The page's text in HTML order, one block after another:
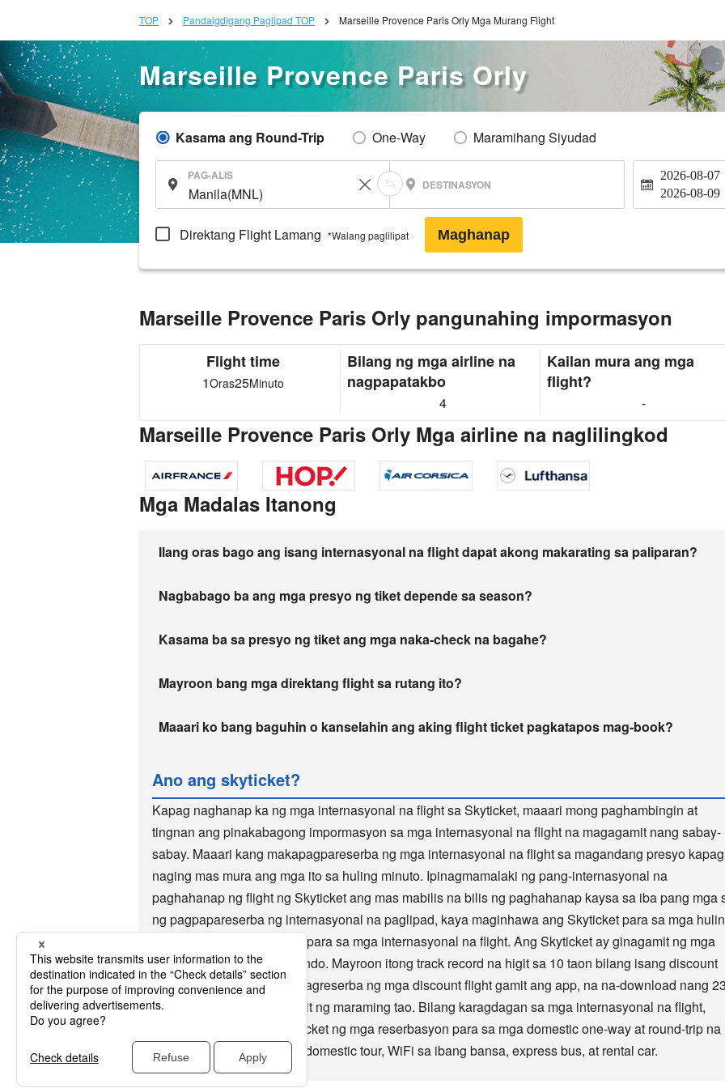
TOP Pandaigdigang Paglipad TOP Marseille Provence Paris Orly Mga Murang Flight
Marseille Provence Paris Orly
Kasama ang Round-Trip One-Way Maramihang Siyudad
PAG-ALIS
DESTINASYON
2026-08-07
2026-08-09
Direktang Flight Lamang *Walang paglilipat Maghanap
Marseille Provence Paris Orly pangunahing impormasyon
Flight time
1Oras25Minuto
Bilang ng mga airline na
nagpapatakbo
4
Kailan mura ang mga
flight?
-
Marseille Provence Paris Orly Mga airline na naglilingkod
Mga Madalas Itanong
Ilang oras bago ang isang internasyonal na flight dapat akong makarating sa paliparan?
Nagbabago ba ang mga presyo ng tiket depende sa season?
Kasama ba sa presyo ng tiket ang mga naka-check na bagahe?
Mayroon bang mga direktang flight sa rutang ito?
Maaari ko bang baguhin o kanselahin ang aking flight ticket pagkatapos mag-book?
Ano ang skyticket?
Kapag naghanap ka ng mga internasyonal na flight sa Skyticket, maaari mong paghambingin at
tingnan ang pinakabagong impormasyon sa mga internasyonal na flight na magagamit nang sabay-
sabay. Maaari kang makapagpareserba ng mga internasyonal na flight sa magandang presyo kapag
naging mas mura ang mga ito sa huling minuto. Ipinagmamalaki ng pang-internasyonal na
paghahanap ng flight ng Skyticket ang mas mabilis na bilis ng paghahanap kaysa sa iba pang mga
ng pagpapareserba ng internasyonal na paglipad, kaya maginhawa ang Skyticket para sa mga
minutong pagpapareserba para sa mga internasyonal na flight. Ang Skyticket ay ginagamit ng mga
manlalakbay sa buong mundo. Mayroon itong track record na higit sa 10 taon bilang isang discount
flight site. Maginhawang magreserba ng mga discount flight gamit ang app, na na-download nang
milyong beses, at ginagamit ng maraming tao. Bilang karagdagan sa mga internasyonal na flight,
tumatanggap din ang Skyticket ng mga reserbasyon para sa mga domestic one-way at round-trip na
flight, reservation sa hotel, domestic tour, WiFi sa ibang bansa, express bus, at rental car.